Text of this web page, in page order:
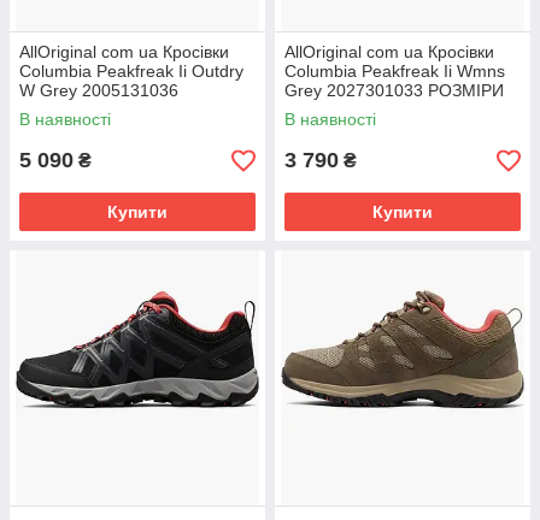
AllOriginal com ua Кросівки
Columbia Peakfreak Ii Outdry
W Grey 2005131036
РОЗМІРИ ЗАПИТУЙТЕ
В наявності
5 090 ₴
Купити
AllOriginal com ua Кросівки
Columbia Peakfreak Ii Wmns
Grey 2027301033 РОЗМІРИ
ЗАПИТУЙТЕ
В наявності
3 790 ₴
Купити